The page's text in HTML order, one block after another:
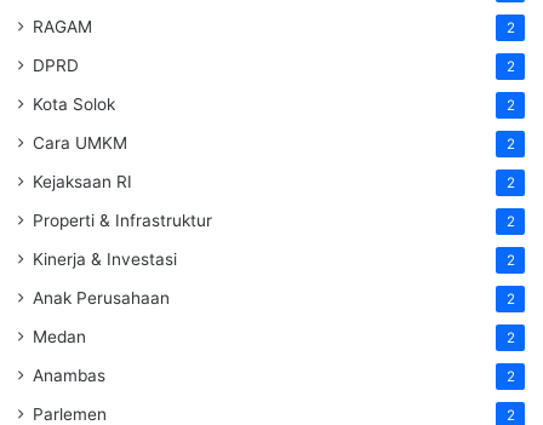
RAGAM 2
DPRD 2
Kota Solok 2
Cara UMKM 2
Kejaksaan RI 2
Properti & Infrastruktur 2
Kinerja & Investasi 2
Anak Perusahaan 2
Medan 2
Anambas 2
Parlemen 2